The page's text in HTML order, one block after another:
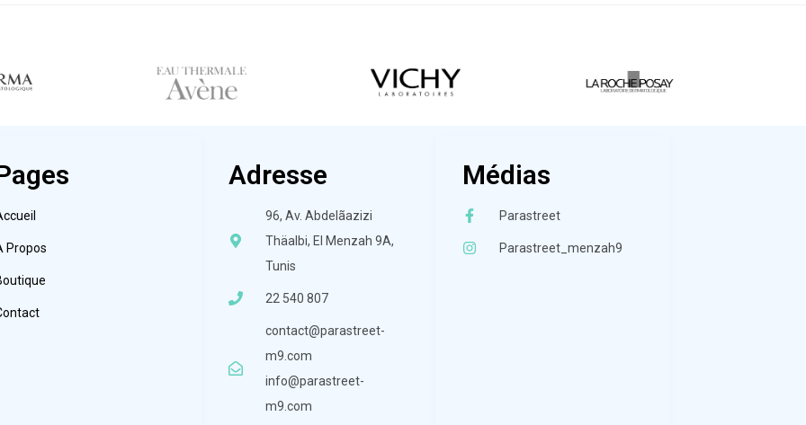
Propos
Adresse
96, Av. Abdelãazizi
Thäalbi, El Menzah 9A,
Tunis
22 540 807
contact@parastreet-
m9.com
info@parastreet-
m9.com
Médias
Parastreet
Parastreet_menzah9